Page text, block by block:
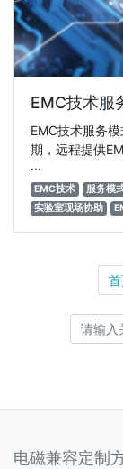
EMC技术服
EMC技术服务
期，远程提供
···
EMC技术 服务模
实验室现场协助
电磁兼容定制